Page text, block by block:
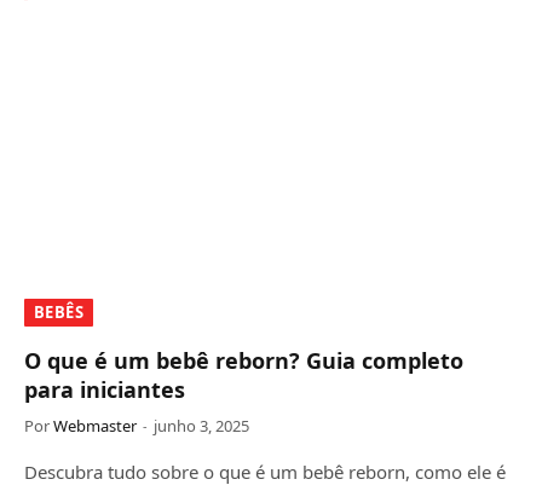
BEBÊS
O que é um bebê reborn? Guia completo
para iniciantes
PorWebmaster junho 3, 2025
Descubra tudo sobre o que é um bebê reborn, como ele é